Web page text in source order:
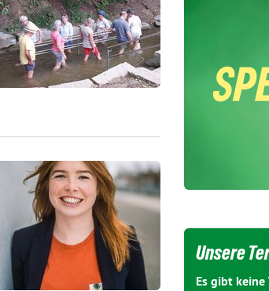
Unsere
Es gibt